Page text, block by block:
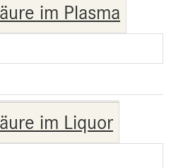
im Plasma
im Liquor